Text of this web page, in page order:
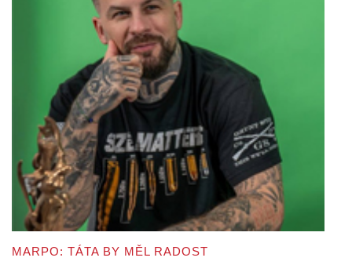
MARPO: TÁTA BY MĚL RADOST